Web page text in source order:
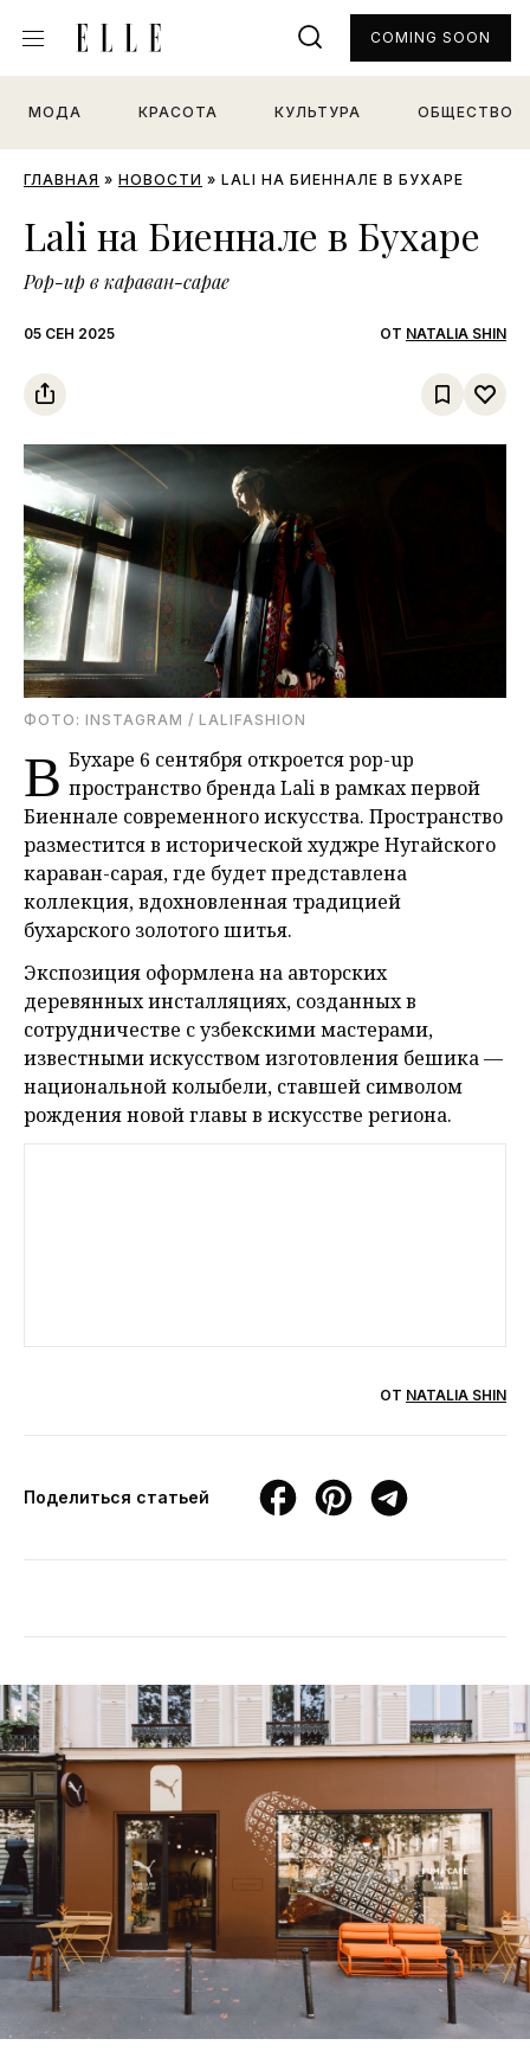
МОДА КРАСОТА КУЛЬТУРА ОБЩЕСТВО
COMING SOON
ГЛАВНАЯ » НОВОСТИ » LALI НА БИЕННАЛЕ В БУХАРЕ
Lali на Биеннале в Бухаре
Pop-up в караван-сарае
05 СЕН 2025 ОТ NATALIA SHIN
ФОТО: INSTAGRAM / LALIFASHION
В Бухаре 6 сентября откроется pop-up
пространство бренда Lali в рамках первой
Биеннале современного искусства. Пространство
разместится в исторической худжре Нугайского
караван-сарая, где будет представлена
коллекция, вдохновленная традицией
бухарского золотого шитья.
Экспозиция оформлена на авторских
деревянных инсталляциях, созданных в
сотрудничестве с узбекскими мастерами,
известными искусством изготовления бешика —
национальной колыбели, ставшей символом
рождения новой главы в искусстве региона.
ОТ NATALIA SHIN
Поделиться статьей